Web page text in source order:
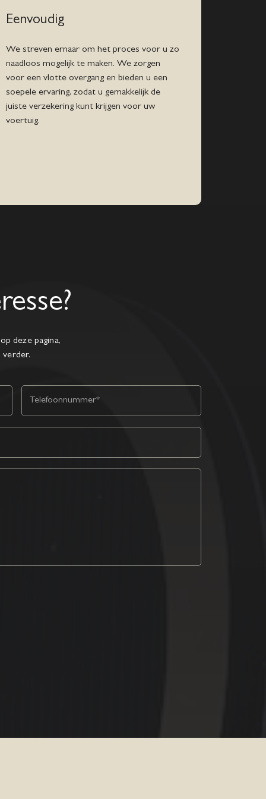
Eenvoudig
We streven ernaar om het proces voor u zo
naadloos mogelijk te maken. We zorgen
voor een vlotte overgang en bieden u een
soepele ervaring, zodat u gemakkelijk de
juiste verzekering kunt krijgen voor uw
voertuig.
deze pagina,
verder.